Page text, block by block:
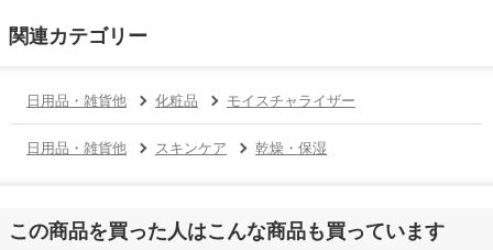
関連カテゴリー
日用品・雑貨他 化粧品 モイスチャライザー
日用品・雑貨他 スキンケア 乾燥・保湿
この商品を買った人はこんな商品も買っています